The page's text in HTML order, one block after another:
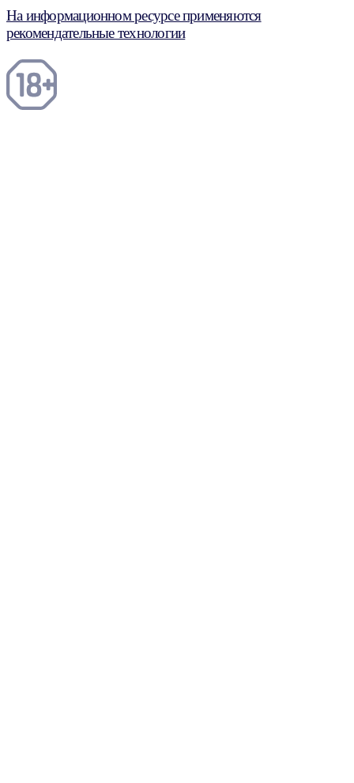
На информационном ресурсе применяются
рекомендательные технологии